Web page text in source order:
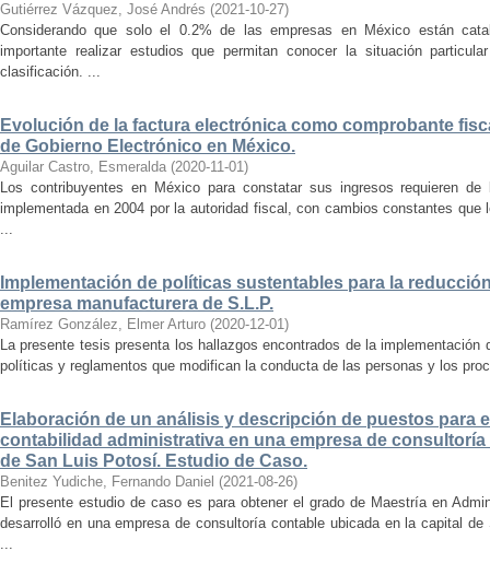
Gutiérrez Vázquez, José Andrés (2021-10-27)
Considerando que solo el 0.2% de las empresas en México están
importante realizar estudios que permitan conocer la situación
clasificación. ...
Evolución de la factura electrónica como comprobante
de Gobierno Electrónico en México.
Aguilar Castro, Esmeralda (2020-11-01)
Los contribuyentes en México para constatar sus ingresos requieren
implementada en 2004 por la autoridad fiscal, con cambios constantes
...
Implementación de políticas sustentables para la
empresa manufacturera de S.L.P.
Ramírez González, Elmer Arturo (2020-12-01)
La presente tesis presenta los hallazgos encontrados de la implementación
políticas y reglamentos que modifican la conducta de las personas y los
Elaboración de un análisis y descripción de puestos para
contabilidad administrativa en una empresa de
de San Luis Potosí. Estudio de Caso.
Benitez Yudiche, Fernando Daniel (2021-08-26)
El presente estudio de caso es para obtener el grado de Maestría en
desarrolló en una empresa de consultoría contable ubicada en la capital
...